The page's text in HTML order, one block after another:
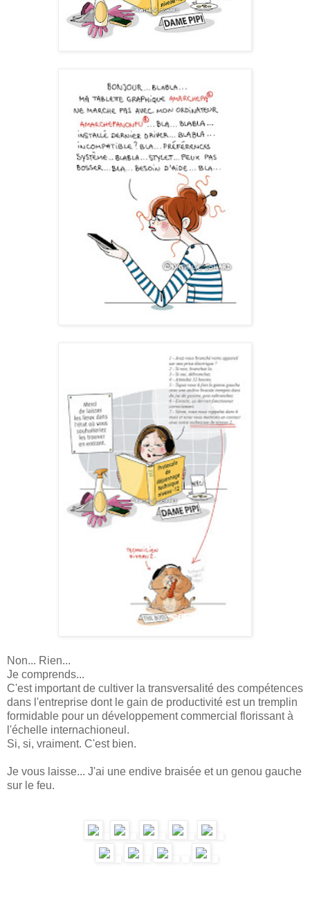
Non... Rien...
Je comprends...
C'est important de cultiver la transversalité des compétences
dans l'entreprise dont le gain de productivité est un tremplin
formidable pour un développement commercial florissant à
l'échelle internachioneul.
Si, si, vraiment. C'est bien.
Je vous laisse... J'ai une endive braisée et un genou gauche
sur le feu.